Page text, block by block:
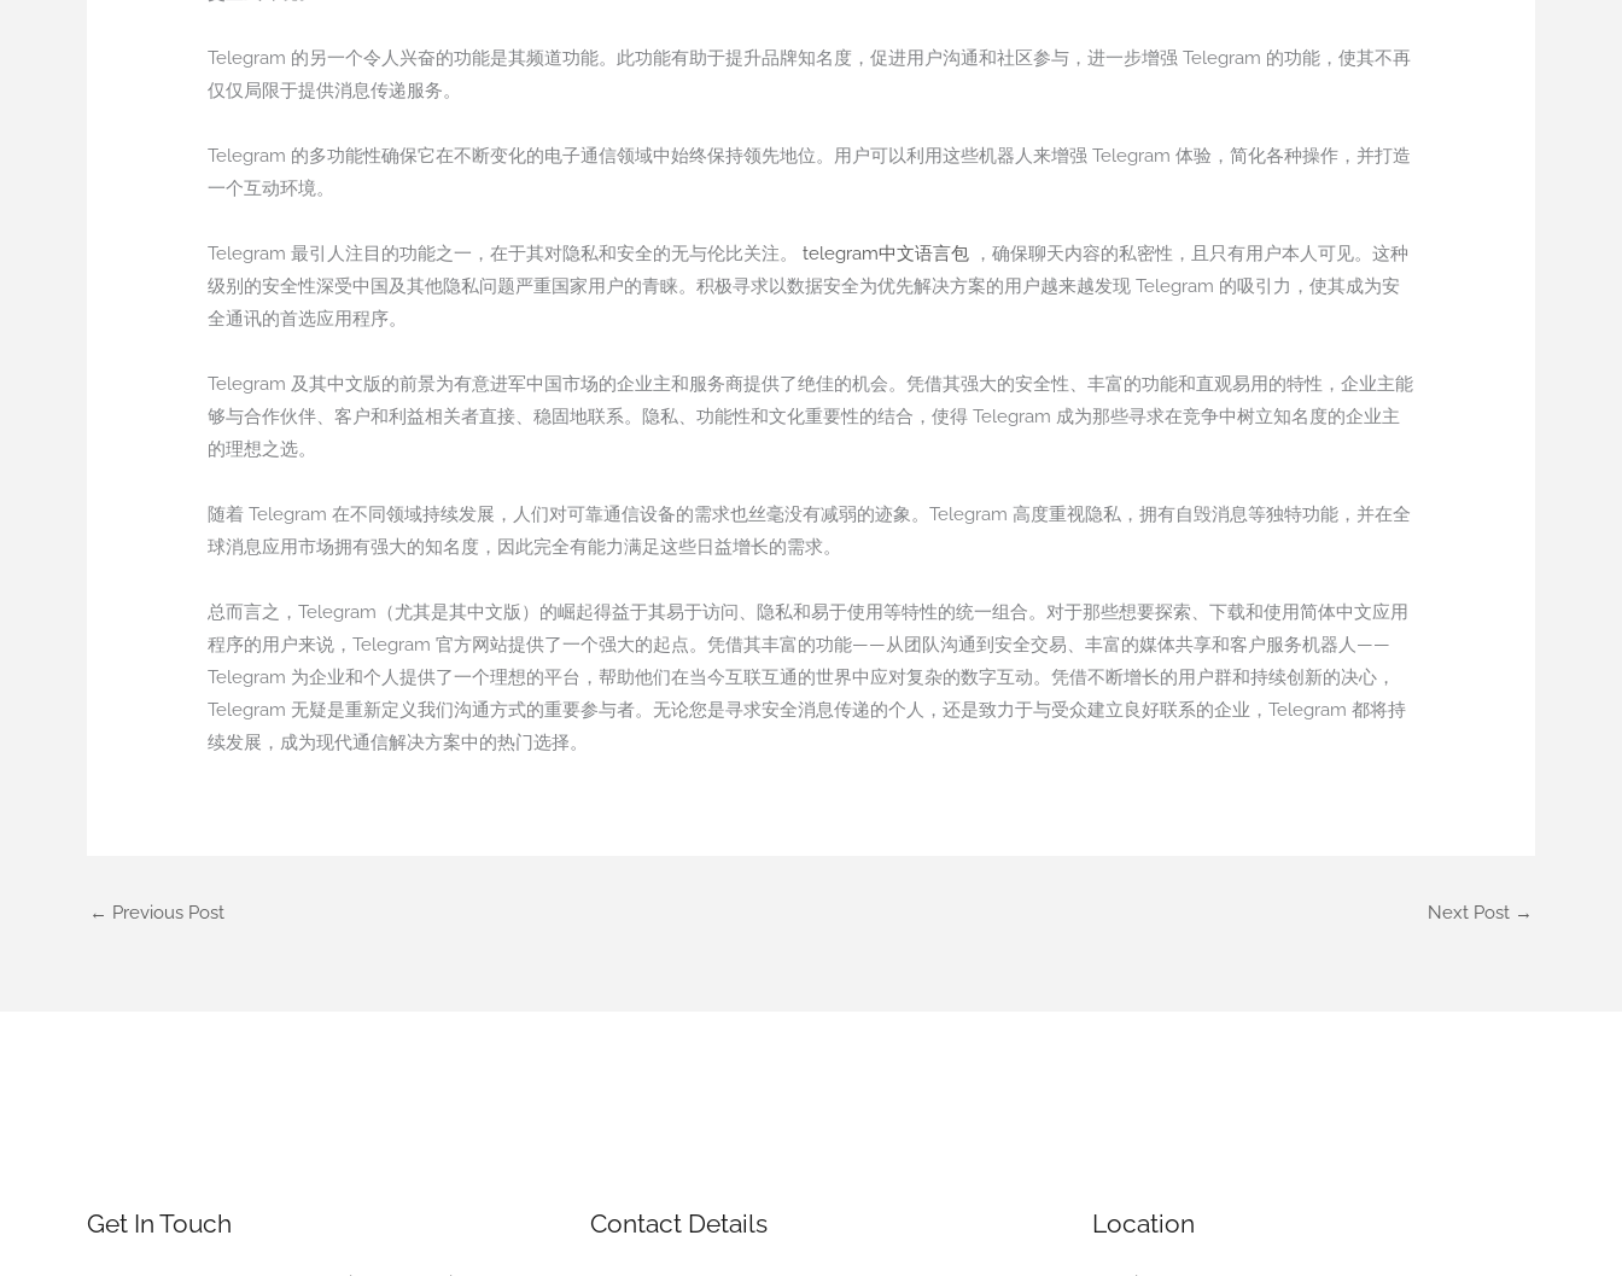
Telegram 的另一个令人兴奋的功能是其频道功能。此功能有助于提升品牌知名度，促进用户沟通和社区参与，进一步增强 Telegram 的功能，使其不再
仅仅局限于提供消息传递服务。
Telegram 的多功能性确保它在不断变化的电子通信领域中始终保持领先地位。用户可以利用这些机器人来增强 Telegram 体验，简化各种操作，并打造
一个互动环境。
Telegram 最引人注目的功能之一，在于其对隐私和安全的无与伦比关注。telegram中文语言包 ，确保聊天内容的私密性，且只有用户本人可见。这种
级别的安全性深受中国及其他隐私问题严重国家用户的青睐。积极寻求以数据安全为优先解决方案的用户越来越发现 Telegram 的吸引力，使其成为安
全通讯的首选应用程序。
Telegram 及其中文版的前景为有意进军中国市场的企业主和服务商提供了绝佳的机会。凭借其强大的安全性、丰富的功能和直观易用的特性，企业主能
够与合作伙伴、客户和利益相关者直接、稳固地联系。隐私、功能性和文化重要性的结合，使得 Telegram 成为那些寻求在竞争中树立知名度的企业主
的理想之选。
随着 Telegram 在不同领域持续发展，人们对可靠通信设备的需求也丝毫没有减弱的迹象。Telegram 高度重视隐私，拥有自毁消息等独特功能，并在全
球消息应用市场拥有强大的知名度，因此完全有能力满足这些日益增长的需求。
总而言之，Telegram（尤其是其中文版）的崛起得益于其易于访问、隐私和易于使用等特性的统一组合。对于那些想要探索、下载和使用简体中文应用
程序的用户来说，Telegram 官方网站提供了一个强大的起点。凭借其丰富的功能——从团队沟通到安全交易、丰富的媒体共享和客户服务机器人——
Telegram 为企业和个人提供了一个理想的平台，帮助他们在当今互联互通的世界中应对复杂的数字互动。凭借不断增长的用户群和持续创新的决心，
Telegram 无疑是重新定义我们沟通方式的重要参与者。无论您是寻求安全消息传递的个人，还是致力于与受众建立良好联系的企业，Telegram 都将持
续发展，成为现代通信解决方案中的热门选择。
← Previous Post Next Post →
Get In Touch Contact Details Location